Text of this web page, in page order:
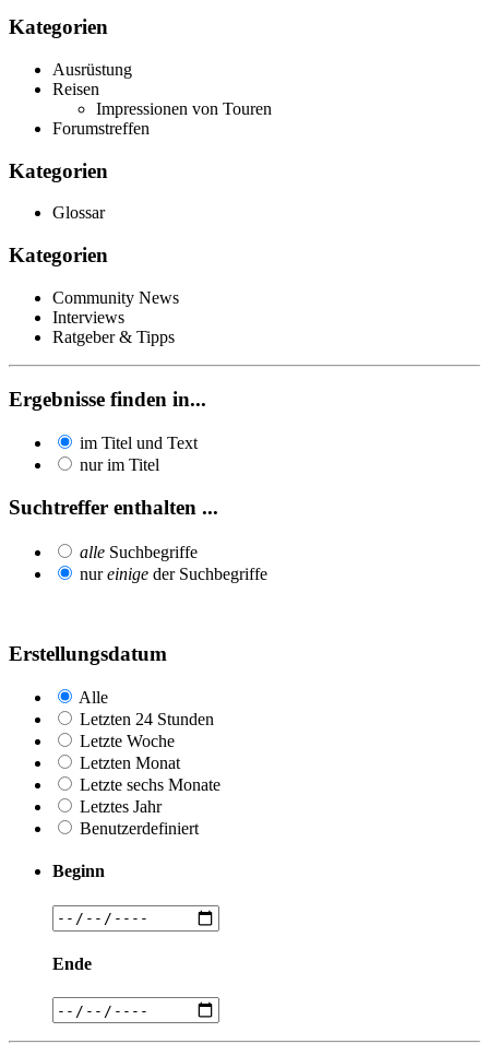
Kategorien
Ausrüstung
Reisen
Impressionen von Touren
Forumstreffen
Kategorien
Glossar
Kategorien
Community News
Interviews
Ratgeber & Tipps
Ergebnisse finden in...
im Titel und Text
nur im Titel
Suchtreffer enthalten ...
alle Suchbegriffe
nureinige der Suchbegriffe
Erstellungsdatum
Alle
Letzten 24 Stunden
Letzte Woche
Letzten Monat
Letzte sechs Monate
Letztes Jahr
Benutzerdefiniert
Beginn
Ende